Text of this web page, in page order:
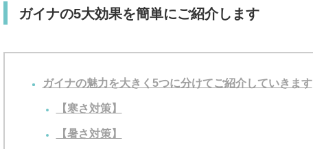
ガイナの5大効果を簡単にご紹介します
ガイナの魅力を大きく5つに分けてご紹介していきます
【寒さ対策】
【暑さ対策】